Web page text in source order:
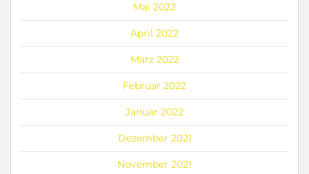
Mai 2022
April 2022
März 2022
Februar 2022
Januar 2022
Dezember 2021
November 2021